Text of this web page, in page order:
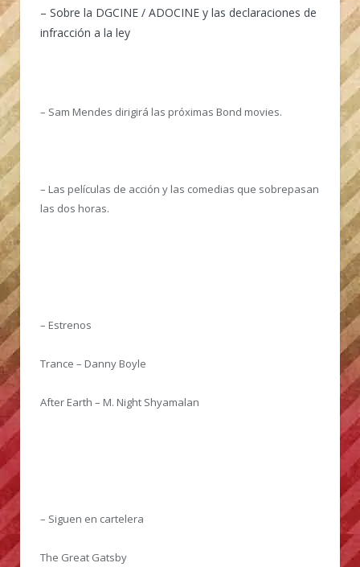
– Sobre la DGCINE / ADOCINE y las declaraciones de
infracción a la ley
– Sam Mendes dirigirá las próximas Bond movies.
– Las películas de acción y las comedias que sobrepasan
las dos horas.
– Estrenos
Trance – Danny Boyle
After Earth – M. Night Shyamalan
– Siguen en cartelera
The Great Gatsby